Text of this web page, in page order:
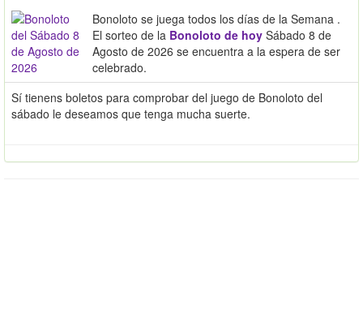
Bonoloto se juega todos los días de la Semana .
El sorteo de la Bonoloto de hoy Sábado 8 de
Agosto de 2026 se encuentra a la espera de ser
celebrado.
Sí tienens boletos para comprobar del juego de Bonoloto del
sábado le deseamos que tenga mucha suerte.